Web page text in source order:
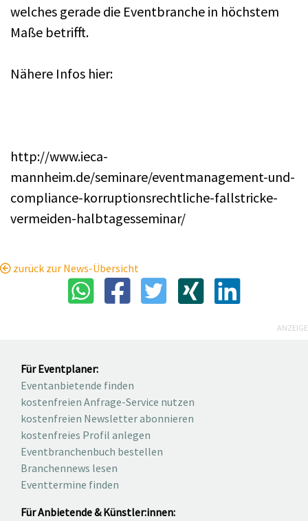
welches gerade die Eventbranche in höchstem
Maße betrifft.
Nähere Infos hier:
http://www.ieca-
mannheim.de/seminare/eventmanagement-und-
compliance-korruptionsrechtliche-fallstricke-
vermeiden-halbtagesseminar/
zurück zur News-Übersicht
ANZEIGE
Für Eventplaner:
Eventanbietende finden
kostenfreien Anfrage-Service nutzen
kostenfreien Newsletter abonnieren
kostenfreies Profil anlegen
Eventbranchenbuch bestellen
Branchennews lesen
Eventtermine finden
Für Anbietende & Künstler:innen: